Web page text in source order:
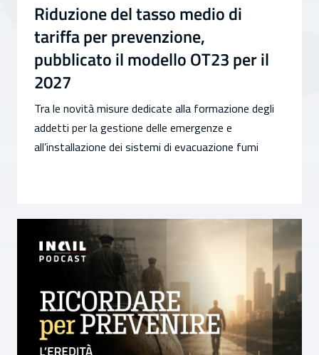
Riduzione del tasso medio di
tariffa per prevenzione,
pubblicato il modello OT23 per il
2027
Tra le novità misure dedicate alla formazione degli
addetti per la gestione delle emergenze e
all’installazione dei sistemi di evacuazione fumi